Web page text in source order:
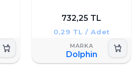
732,25 TL
0,29 TL / Adet
Dolphin